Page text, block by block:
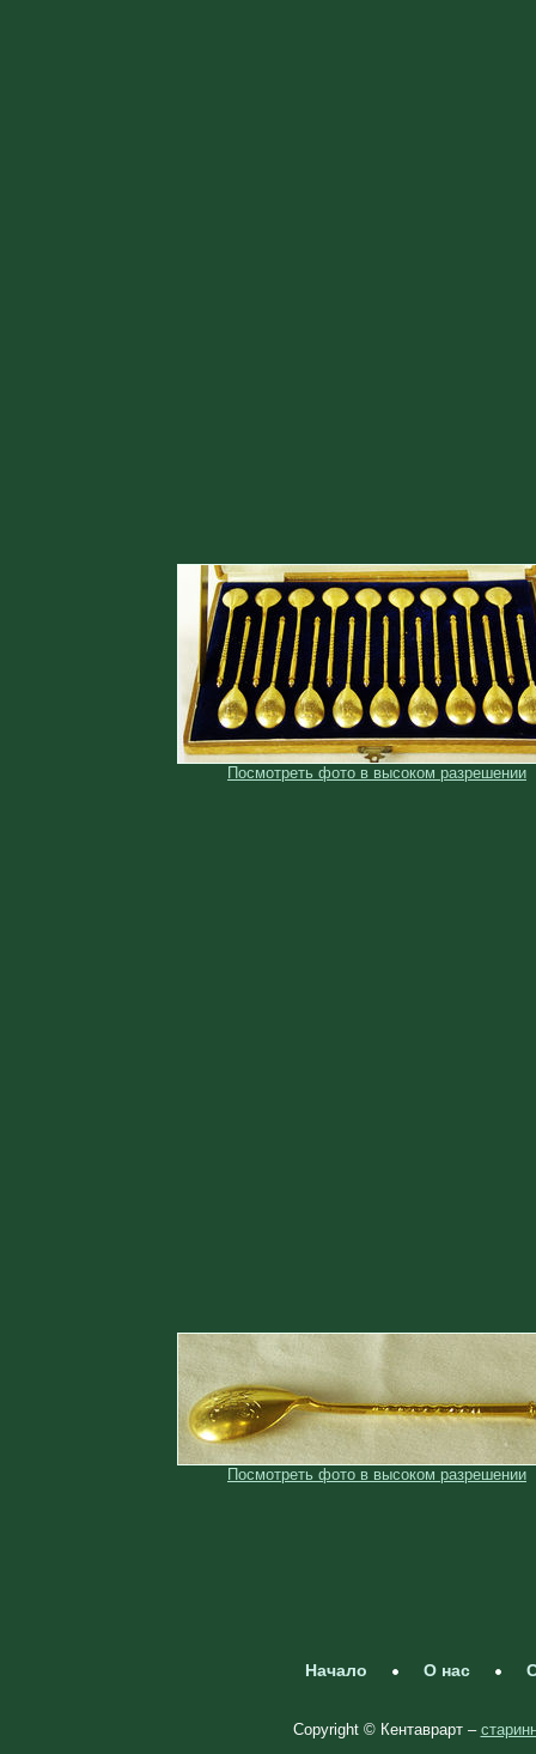
Посмотреть фото в высоком разрешении
Посмотреть фото в высоком разрешении
Начало О нас
Copyright © Кентаврарт –